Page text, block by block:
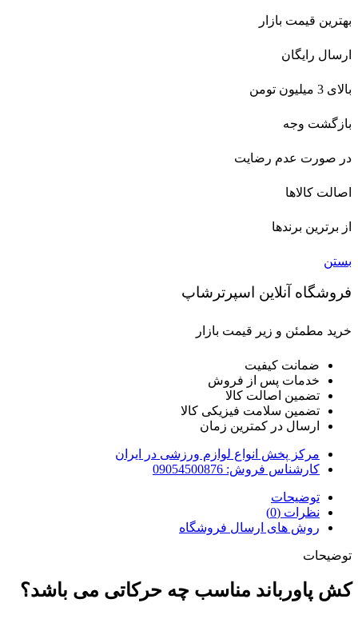
بهترین قیمت بازار
ارسال رایگان
بالای 3 میلیون تومن
بازگشت وجه
در صورت عدم رضایت
اصالت کالاها
از برترین برندها
بستن
فروشگاه آنلاین اسپرترشاپ
خرید مطمئن و زیر قیمت بازار
ضمانت کیفیت
خدمات پس از فروش
تضمین اصالت کالا
تضمین سلامت فیزیکی کالا
ارسال در کمترین زمان
مرکز پخش انواع لوازم ورزشی در ایران
کارشناس فروش: 09054500876
توضیحات
نظرات (0)
روش های ارسال فروشگاه
توضیحات
کش پاورباند مناسب چه حرکاتی می باشد؟